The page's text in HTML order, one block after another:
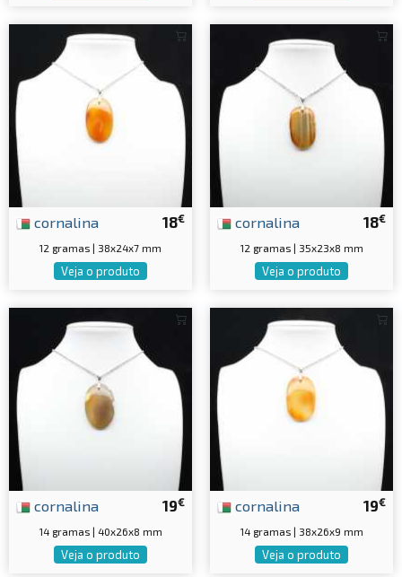
18€
cornalina
12 gramas | 38x24x7 mm
Veja o produto
18€
cornalina
12 gramas | 35x23x8 mm
Veja o produto
19€
cornalina
14 gramas | 40x26x8 mm
Veja o produto
19€
cornalina
14 gramas | 38x26x9 mm
Veja o produto